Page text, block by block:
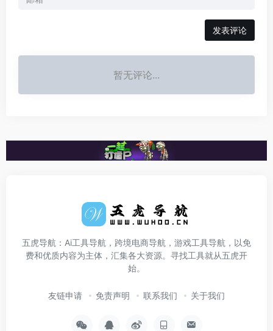
发表评论
暂无评论...
五虎导航：Ai工具导航，跨境电商导航，游戏工具导航，以免
费和优质内容为主体，汇集各大资源。寻找工具就从五虎开
始。
友链申请 免责声明 联系我们 关于我们